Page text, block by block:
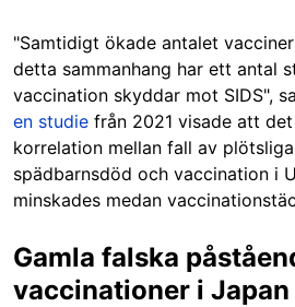
"Samtidigt ökade antalet
detta sammanhang har ett antal
vaccination skyddar mot SIDS",
en studie från 2021 visade att
korrelation mellan fall av
spädbarnsdöd och vaccination i
minskades medan
Gamla falska
vaccinationer i Japan